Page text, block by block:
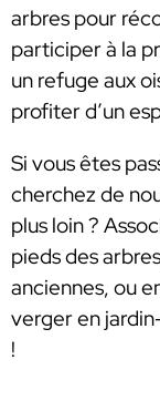
arbres pour
participer à la
un refuge aux
profiter d’un
Si vous êtes
cherchez de
plus loin ?
pieds des
anciennes, ou
verger en
!